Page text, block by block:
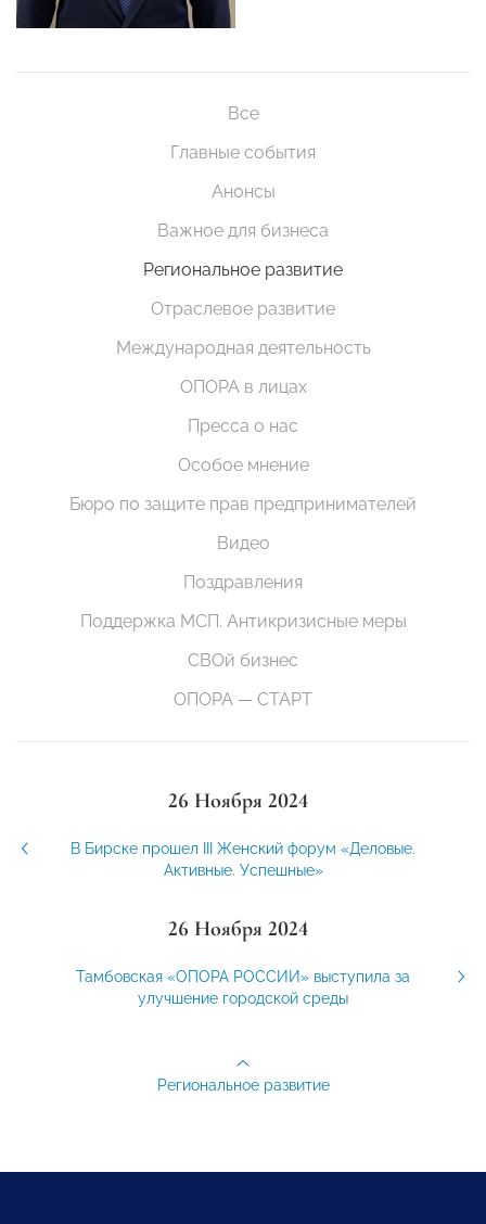
Все
Главные события
Анонсы
Важное для бизнеса
Региональное развитие
Отраслевое развитие
Международная деятельность
ОПОРА в лицах
Пресса о нас
Особое мнение
Бюро по защите прав предпринимателей
Видео
Поздравления
Поддержка МСП. Антикризисные меры
СВОй бизнес
ОПОРА — СТАРТ
26 Ноября 2024
В Бирске прошел III Женский форум «Деловые.
Активные. Успешные»
26 Ноября 2024
Тамбовская «ОПОРА РОССИИ» выступила за
улучшение городской среды
Региональное развитие